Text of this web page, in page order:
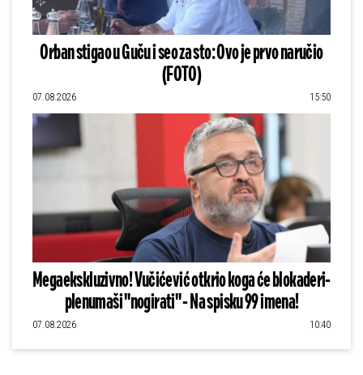
Orban stigao u Guču i seo za sto: Ovo je prvo naručio
(FOTO)
07.08.2026 15:50
Megaekskluzivno! Vučićević otkrio koga će blokaderi-
plenumaši "nogirati" - Na spisku 99 imena!
07.08.2026 10:40